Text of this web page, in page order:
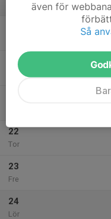
20
22
Tor
23
Fre
24
Lör
även för
Så